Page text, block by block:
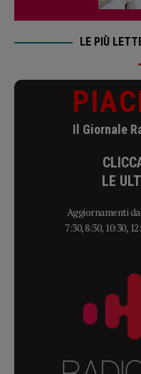
LE PIÙ
Il Giornale
LE
Aggiornamenti
7:30, 8:30, 10:30,